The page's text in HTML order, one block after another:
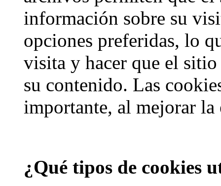
información sobre su
opciones preferidas, lo
visita y hacer que el
su contenido. Las
importante, al mejorar la
¿Qué tipos de cookies